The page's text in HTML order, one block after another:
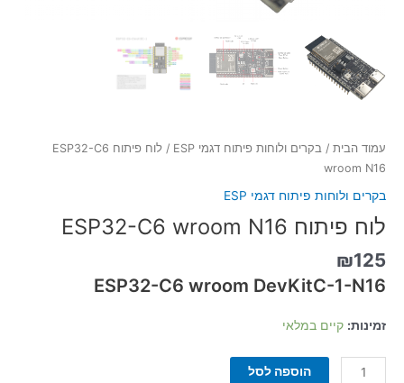
עמוד הבית / בקרים ולוחות פיתוח דגמי ESP
/ לוח פיתוח ESP32-C6
wroom N16
בקרים ולוחות פיתוח דגמי ESP
לוח פיתוח ESP32-C6 wroom N16
₪125
ESP32-C6 wroom DevKitC-1-N16
זמינות: קיים במלאי
הוספה לסל